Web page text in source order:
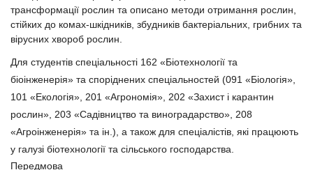
трансформації рослин та описано методи отримання рослин,
стійких до комах-шкідників, збудників бактеріальних, грибних та
вірусних хвороб рослин.
Для студентів спеціальності 162 «Біотехнології та
біоінженерія» та споріднених спеціальностей (091 «Біологія»,
101 «Екологія», 201 «Агрономія», 202 «Захист і карантин
рослин», 203 «Садівництво та виноградарство», 208
«Агроінженерія» та ін.), а також для спеціалістів, які працюють
у галузі біотехнології та сільського господарства.
Передмова